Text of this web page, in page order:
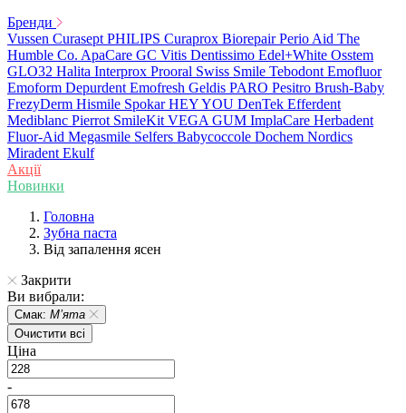
Бренди
Vussen Curasept PHILIPS Curaprox Biorepair Perio Aid The
Humble Co. ApaCare GC Vitis Dentissimo Edel+White Osstem
GLO32 Halita Interprox Prooral Swiss Smile Tebodont Emofluor
Emoform Depurdent Emofresh Geldis PARO Pesitro Brush-Baby
FrezyDerm Hismile Spokar HEY YOU DenTek Efferdent
Mediblanc Pierrot SmileKit VEGA GUM ImplaCare Herbadent
Fluor-Aid Megasmile Selfers Babycoccole Dochem Nordics
Miradent Ekulf
Акції
Новинки
Головна
Зубна паста
Від запалення ясен
Закрити
Ви вибрали:
Смак: Мʼята
Очистити всі
Ціна
-